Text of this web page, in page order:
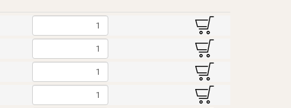
B
B
B
B